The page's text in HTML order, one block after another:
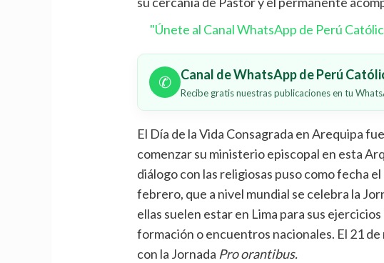
"Únete al Canal WhatsApp de Perú
✆ Canal de WhatsApp de Perú
Recibe gratis nuestras publicaciones en tu
El Día de la Vida Consagrada en Arequipa
comenzar su ministerio episcopal en esta
diálogo con las religiosas puso como fecha
febrero, que a nivel mundial se celebra la
ellas suelen estar en Lima para sus
formación o encuentros nacionales. El 21
con la Jornada Pro orantibus.